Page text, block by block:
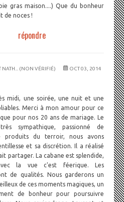
gras maison....) Que du bonheur
de noces !
répondre
NATH... (NON VÉRIFIÉ)
OCT 03, 2014
midi, une soirée, une nuit et une
Merci à mon amour pour ce
pour nos 20 ans de mariage. Le
sympathique, passionné de
du terroir, nous avons
et sa discrétion. Il a réalisé
partager. La cabane est splendide,
la vue c'est féerique. Les
de qualités. Nous garderons un
de ces moments magiques, un
de bonheur pour poursuivre